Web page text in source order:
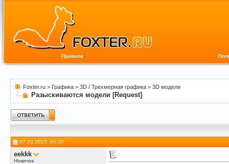
Правила
Foxter.ru > Графика > 3D / Трехмерная графика > 3D модели
Разыскиваются модели [Request]
07.03.2023, 05:20
eekkk
Новичок